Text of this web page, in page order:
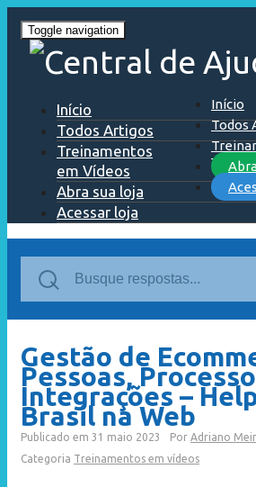
Toggle navigation
Início
Todos
Início
Todos Artigos
Treinamentos
em Vídeos
Abra sua loja
Acessar loja
Gestão de
Pessoas,
Integrações –
Brasil na Web
Publicado em 31 maio 2023 Por Adriano
Categoria Treinamentos em vídeos